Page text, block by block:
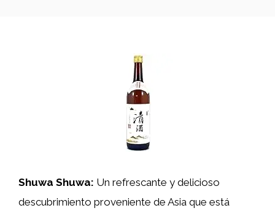
Shuwa Shuwa: Un refrescante y delicioso
descubrimiento proveniente de Asia que está